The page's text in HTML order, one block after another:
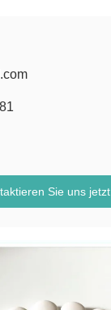
Sie uns jetzt